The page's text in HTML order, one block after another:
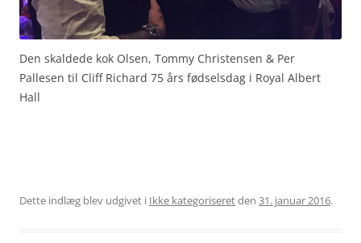
Den skaldede kok Olsen, Tommy Christensen & Per
Pallesen til Cliff Richard 75 års fødselsdag i Royal Albert
Hall
Dette indlæg blev udgivet i Ikke kategoriseretden 31. januar 2016.